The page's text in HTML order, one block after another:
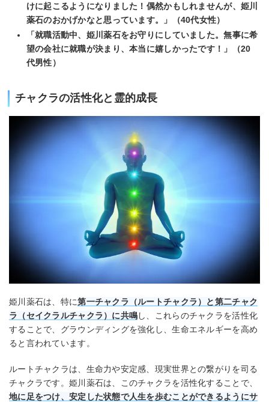
けに起こるようになりました！偶然かもしれませんが、姫川
薬石のおかげかなと思っています。」（40代女性）
「就職活動中、姫川薬石をお守りにしていました。無事に希
望の会社に就職が決まり、本当に嬉しかったです！」（20
代男性）
チャクラの活性化と霊的成長
姫川薬石は、特に第一チャクラ（ルートチャクラ）と第二チャク
ラ（セイクラルチャクラ）に共鳴し、これらのチャクラを活性化
することで、グラウンディングを強化し、生命エネルギーを高め
ると言われています。
ルートチャクラは、生命力や安定感、現実世界との繋がりを司る
チャクラです。姫川薬石は、このチャクラを活性化することで、
地に足をつけ、安定した状態で人生を歩むことができるようにサ